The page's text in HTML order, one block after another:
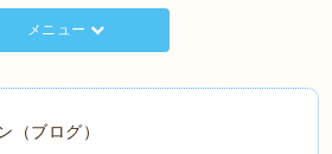
メニュー
（ブログ）